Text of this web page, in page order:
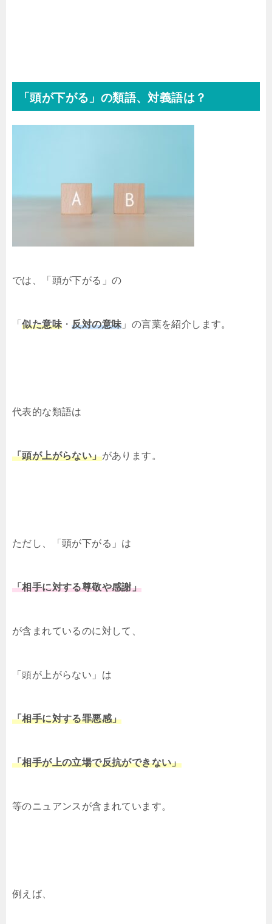
「頭が下がる」の類語、対義語は？
では、「頭が下がる」の
「似た意味 ・反対の意味 」の言葉を紹介します。
代表的な類語は
「頭が上がらない」があります。
ただし、「頭が下がる」は
「相手に対する尊敬や感謝」
が含まれているのに対して、
「頭が上がらない」は
「相手に対する罪悪感」
「相手が上の立場で反抗ができない」
等のニュアンスが含まれています。
例えば、